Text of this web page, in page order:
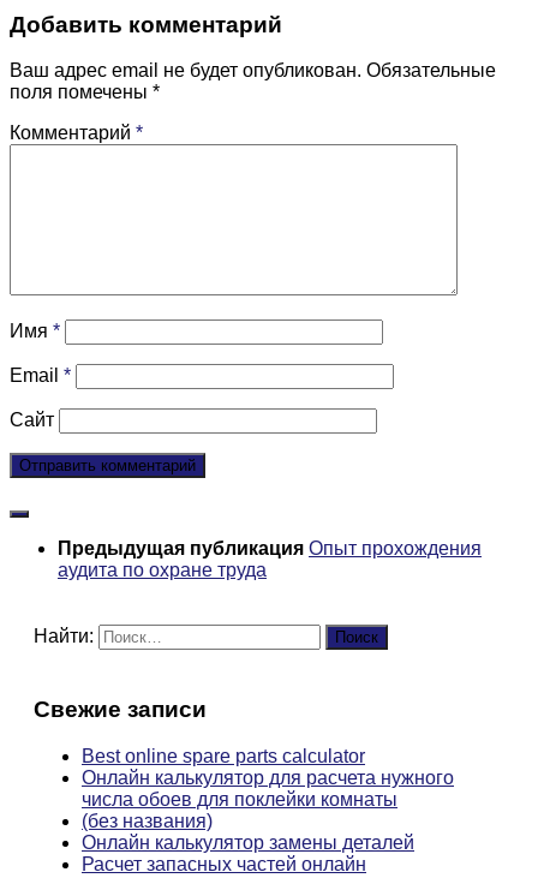
Добавить комментарий
Ваш адрес email не будет опубликован. Обязательные
поля помечены *
Комментарий *
Имя *
Email *
Сайт
Предыдущая публикация Опыт прохождения
аудита по охране труда
Найти:
Свежие записи
Best online spare parts calculator
Онлайн калькулятор для расчета нужного
числа обоев для поклейки комнаты
(без названия)
Онлайн калькулятор замены деталей
Расчет запасных частей онлайн